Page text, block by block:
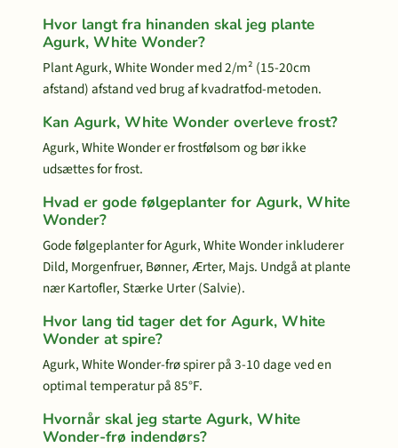
Hvor langt fra hinanden skal jeg plante
Agurk, White Wonder?
Plant Agurk, White Wonder med 2/m² (15-20cm
afstand) afstand ved brug af kvadratfod-metoden.
Kan Agurk, White Wonder overleve frost?
Agurk, White Wonder er frostfølsom og bør ikke
udsættes for frost.
Hvad er gode følgeplanter for Agurk, White
Wonder?
Gode følgeplanter for Agurk, White Wonder inkluderer
Dild, Morgenfruer, Bønner, Ærter, Majs. Undgå at plante
nær Kartofler, Stærke Urter (Salvie).
Hvor lang tid tager det for Agurk, White
Wonder at spire?
Agurk, White Wonder-frø spirer på 3-10 dage ved en
optimal temperatur på 85°F.
Hvornår skal jeg starte Agurk, White
Wonder-frø indendørs?